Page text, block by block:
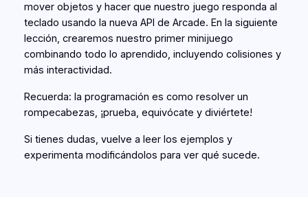
mover objetos y hacer que nuestro juego responda al
teclado usando la nueva API de Arcade. En la siguiente
lección, crearemos nuestro primer minijuego
combinando todo lo aprendido, incluyendo colisiones y
más interactividad.
Recuerda: la programación es como resolver un
rompecabezas, ¡prueba, equivócate y diviértete!
Si tienes dudas, vuelve a leer los ejemplos y
experimenta modificándolos para ver qué sucede.